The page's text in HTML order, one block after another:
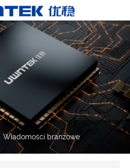
Wiadomości branżowe